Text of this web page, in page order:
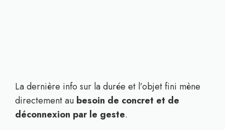
La dernière info sur la durée et l’objet fini mène
directement au besoin de concret et de
déconnexion par le geste.